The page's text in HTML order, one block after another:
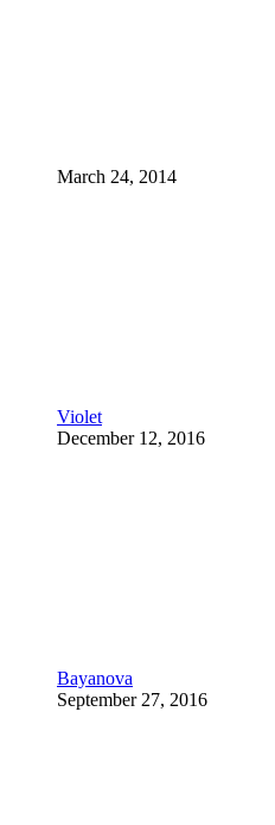
March 24, 2014
Violet
December 12, 2016
Bayanova
September 27, 2016